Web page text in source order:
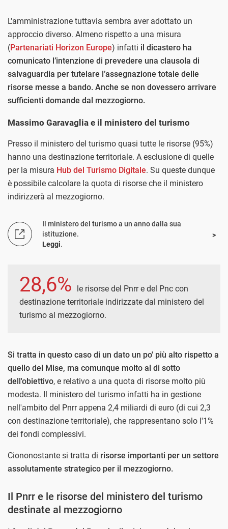
L'amministrazione tuttavia sembra aver adottato un
approccio diverso. Almeno rispetto a una misura
(Partenariati Horizon Europe) infatti il dicastero ha
comunicato l’intenzione di prevedere una clausola di
salvaguardia per tutelare l’assegnazione totale delle
risorse messe a bando. Anche se non dovessero arrivare
sufficienti domande dal mezzogiorno.
Massimo Garavaglia e il ministero del turismo
Presso il ministero del turismo quasi tutte le risorse (95%)
hanno una destinazione territoriale. A esclusione di quelle
per la misura Hub del Turismo Digitale. Su queste dunque
è possibile calcolare la quota di risorse che il ministero
indirizzerà al mezzogiorno.
Il ministero del turismo a un anno dalla sua
istituzione.
Leggi.
28,6%
le risorse del Pnrr e del Pnc con
destinazione territoriale indirizzate dal ministero del
turismo al mezzogiorno.
Si tratta in questo caso di un dato un po' più alto rispetto a
quello del Mise, ma comunque molto al di sotto
dell'obiettivo, e relativo a una quota di risorse molto più
modesta. Il ministero del turismo infatti ha in gestione
nell'ambito del Pnrr appena 2,4 miliardi di euro (di cui 2,3
con destinazione territoriale), che rappresentano solo l'1%
dei fondi complessivi.
Ciononostante si tratta di risorse importanti per un settore
assolutamente strategico per il mezzogiorno.
Il Pnrr e le risorse del ministero del turismo
destinate al mezzogiorno